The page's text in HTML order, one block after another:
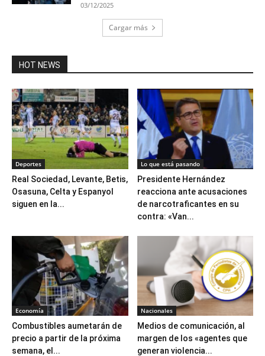
03/12/2025
Cargar más
HOT NEWS
Deportes
Real Sociedad, Levante, Betis,
Osasuna, Celta y Espanyol
siguen en la...
Lo que está pasando
Presidente Hernández
reacciona ante acusaciones
de narcotraficantes en su
contra: «Van...
Economía
Combustibles aumetarán de
precio a partir de la próxima
semana, el...
Nacionales
Medios de comunicación, al
margen de los «agentes que
generan violencia...